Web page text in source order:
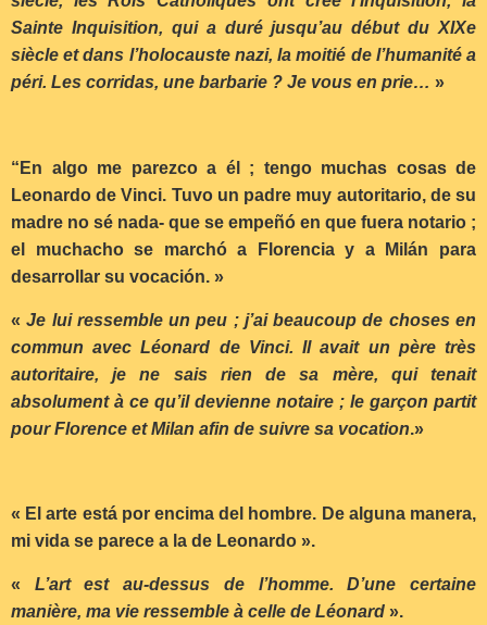
Sainte Inquisition, qui a duré jusqu’au début du XIXe
siècle et dans l’holocauste nazi, la moitié de l’humanité a
péri. Les corridas, une barbarie ? Je vous en prie… »
“En algo me parezco a él ; tengo muchas cosas de
Leonardo de Vinci. Tuvo un padre muy autoritario, de su
madre no sé nada- que se empeñó en que fuera notario ;
el muchacho se marchó a Florencia y a Milán para
desarrollar su vocación. »
«Je lui ressemble un peu ; j’ai beaucoup de choses en
commun avec Léonard de Vinci. Il avait un père très
autoritaire, je ne sais rien de sa mère, qui tenait
absolument à ce qu’il devienne notaire ; le garçon partit
pour Florence et Milan afin de suivre sa vocation.»
« El arte está por encima del hombre. De alguna manera,
mi vida se parece a la de Leonardo ».
« L’art est au-dessus de l’homme. D’une certaine
manière, ma vie ressemble à celle de Léonard ».